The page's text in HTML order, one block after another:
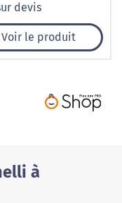
devis
Voir le produit
à